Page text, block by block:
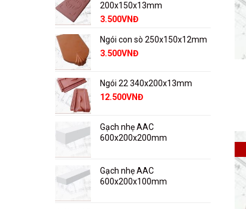
200x150x13mm
3.500VNĐ
Ngói con sò 250x150x12mm
3.500VNĐ
Ngói 22 340x200x13mm
12.500VNĐ
Gạch nhẹ AAC
600x200x200mm
Gạch nhẹ AAC
600x200x100mm